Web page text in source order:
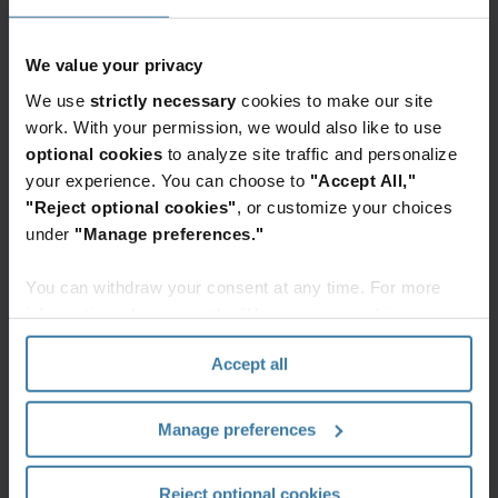
We value your privacy
We use strictly necessary cookies to make our site
work. With your permission, we would also like to use
optional cookies to analyze site traffic and personalize
your experience. You can choose to "Accept All,"
"Reject optional cookies" , or customize your choices
under "Manage preferences."
You can withdraw your consent at any time. For more
section" of ourPrivacy Policy.
Accept all
Manage preferences
Reject optional cookies
Serviços e soluções em destaque
Governança
da
Informação
na era da IA
A
Governança
da
(IG)
maximizar
dos
e
A ponte para
o digital:
posicionando
sua
organização
para o
sucesso
Como
organização
pode
posicionar
para
o
sucesso
em
records
cleanup
suite
Faça
um
seus
Não
quão
complexo
seja o
desafio.
Document
storage
documentos